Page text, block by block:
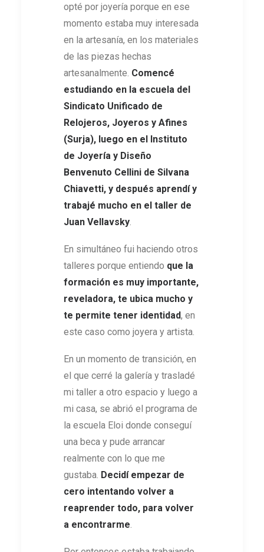
opté por joyería porque en ese
momento estaba muy interesada
en la artesanía, en los materiales
de las piezas hechas
artesanalmente. Comencé
estudiando en la escuela del
Sindicato Unificado de
Relojeros, Joyeros y Afines
(Surja), luego en el Instituto
de Joyería y Diseño
Benvenuto Cellini de Silvana
Chiavetti, y después aprendí y
trabajé mucho en el taller de
Juan Vellavsky
En simultáneo fui haciendo otros
talleres porque entiendo que la
formación es muy importante,
reveladora, te ubica mucho y
te permite tener identidad, en
este caso como joyera y artista.
En un momento de transición, en
el que cerré la galería y trasladé
mi taller a otro espacio y luego a
mi casa, se abrió el programa de
la escuela Eloi donde conseguí
una beca y pude arrancar
realmente con lo que me
gustaba. Decidí empezar de
cero intentando volver a
reaprender todo, para volver
a encontrarme